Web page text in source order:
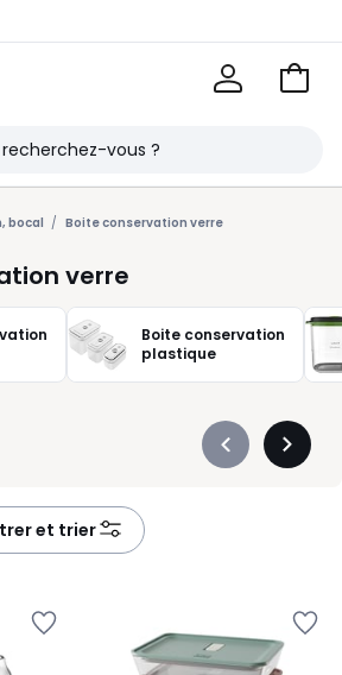
Voir
bocal Boite conservation verre
verre
Boite conservation
plastique
Précédent
et trier